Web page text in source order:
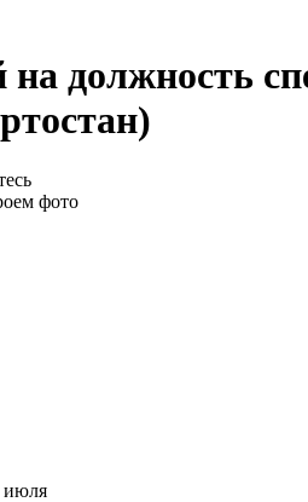
на должность
фото
июля